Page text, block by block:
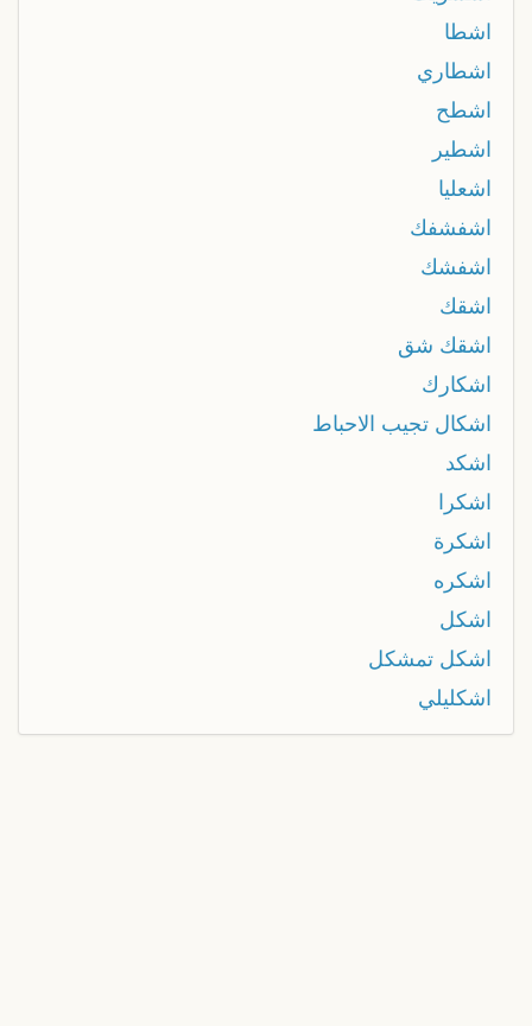
اشطا
اشطاري
اشطح
اشطير
اشعليا
اشفشفك
اشفشك
اشقك
اشقك شق
اشكارك
اشكال تجيب الاحباط
اشكد
اشكرا
اشكرة
اشكره
اشكل
اشكل تمشكل
اشكليلي